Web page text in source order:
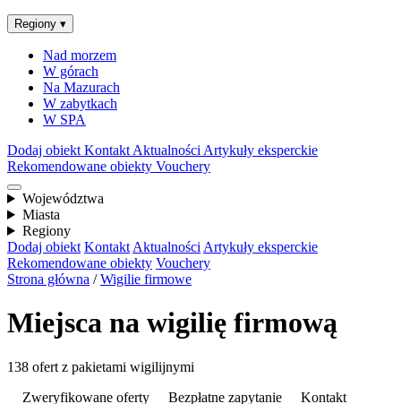
Regiony ▾
Nad morzem
W górach
Na Mazurach
W zabytkach
W SPA
Dodaj obiekt Kontakt Aktualności Artykuły eksperckie
Rekomendowane obiekty Vouchery
Województwa
Miasta
Regiony
Dodaj obiekt Kontakt Aktualności Artykuły eksperckie
Rekomendowane obiekty Vouchery
Strona główna / Wigilie firmowe
Miejsca na wigilię firmową
138 ofert z pakietami wigilijnymi
Zweryfikowane oferty
Bezpłatne zapytanie
Kontakt